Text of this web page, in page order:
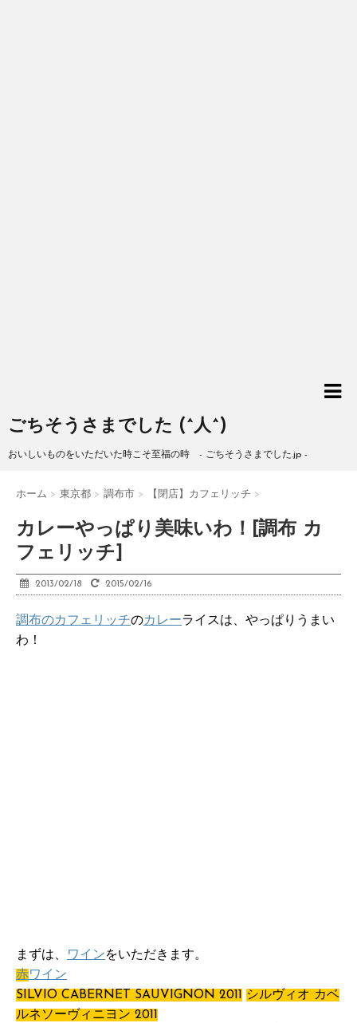
ごちそうさまでした (^人^)
おいしいものをいただいた時こそ至福の時 - ごちそうさまでした.jp -
ホーム > 東京都 > 調布市 > 【閉店】カフェリッチ >
カレーやっぱり美味いわ！[調布 カ
フェリッチ]
2013/02/18 2015/02/16
調布のカフェリッチのカレーライスは、やっぱりうまい
わ！
まずは、 ワインをいただきます。
赤ワイン
SILVIO CABERNET SAUVIGNON 2011
シルヴィオ カベ
ルネソーヴィニヨン 2011